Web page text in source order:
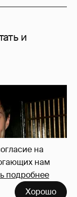
на
нам
подробнее
Хорошо
и